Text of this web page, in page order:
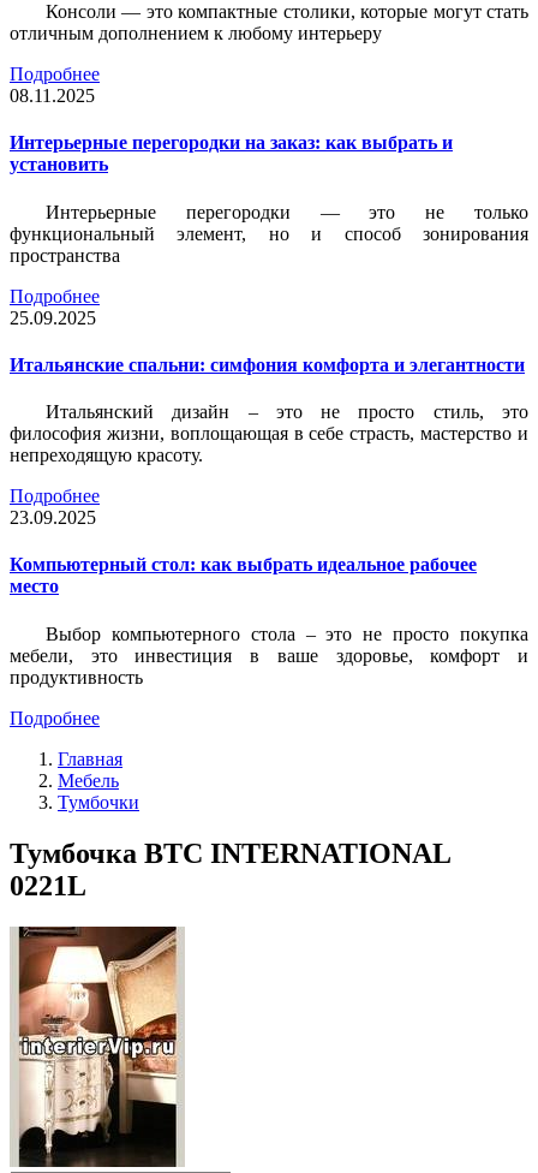
Консоли — это компактные столики, которые могут стать
отличным дополнением к любому интерьеру
Подробнее
08.11.2025
Интерьерные перегородки на заказ: как выбрать и
установить
Интерьерные перегородки — это не только
функциональный элемент, но и способ зонирования
пространства
Подробнее
25.09.2025
Итальянские спальни: симфония комфорта и элегантности
Итальянский дизайн – это не просто стиль, это
философия жизни, воплощающая в себе страсть, мастерство и
непреходящую красоту.
Подробнее
23.09.2025
Компьютерный стол: как выбрать идеальное рабочее
место
Выбор компьютерного стола – это не просто покупка
мебели, это инвестиция в ваше здоровье, комфорт и
продуктивность
Подробнее
Главная
Мебель
Тумбочки
Тумбочка BTC INTERNATIONAL
0221L